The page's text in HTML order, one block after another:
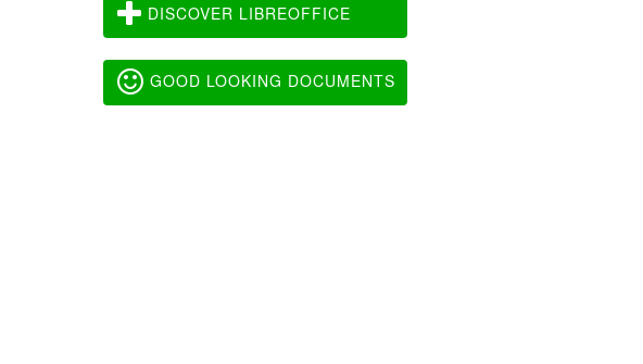
DISCOVER LIBREOFFICE
GOOD LOOKING DOCUMENTS